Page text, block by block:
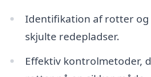
Identifikation af rotter og
skjulte redepladser.
Effektiv kontrolmetoder,